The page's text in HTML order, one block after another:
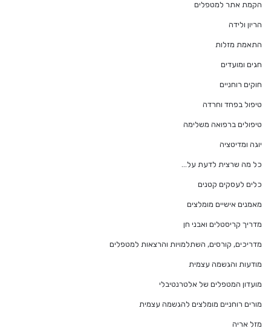
הקמת אתר למטפלים
הריון ולידה
התאמת מזלות
חגים ומועדים
חוקים רוחניים
טיפול בפחד וחרדה
טיפולים ברפואה משלימה
יוגה ומדיטציה
כל מה שרצית לדעת על…
כלים לעסקים קטנים
מאמנים אישיים מומלצים
מדריך קריסטלים ואבני חן
מדריכים, קורסים, השתלמויות והרצאות למטפלים
מודעות והגשמה עצמית
מועדון המטפלים של אלטרנטיבלי
מורים רוחניים מומלצים להגשמה עצמית
מזל אריה